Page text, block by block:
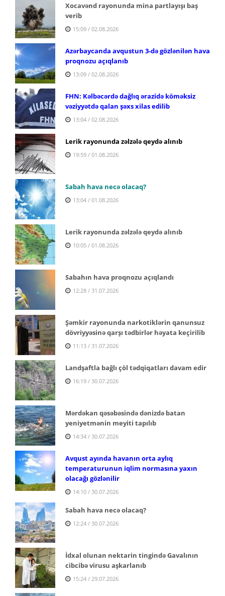
Xocavənd rayonunda mina partlayışı baş
verib
15:09 / 02.08.2026
Azərbaycanda avqustun 3-də gözlənilən hava
proqnozu açıqlanıb
13:09 / 02.08.2026
FHN: Kəlbəcərdə dağlıq ərazidə köməksiz
vəziyyətdə qalan şəxs xilas edilib
13:04 / 02.08.2026
Lerik rayonunda zəlzələ qeydə alınıb
19:59 / 01.08.2026
Sabah hava necə olacaq?
13:04 / 01.08.2026
Lerik rayonunda zəlzələ qeydə alınıb
10:05 / 01.08.2026
Sabahın hava proqnozu açıqlandı
12:28 / 31.07.2026
Şəmkir rayonunda narkotiklərin qanunsuz
dövriyyəsinə qarşı tədbirlər həyata keçirilib
11:13 / 31.07.2026
Landşaftla bağlı çöl tədqiqatları davam edir
16:19 / 30.07.2026
Mərdəkan qəsəbəsində dənizdə batan
yeniyetmənin meyiti tapılıb
14:34 / 30.07.2026
Avqust ayında havanın orta aylıq
temperaturunun iqlim normasına yaxın
olacağı gözlənilir
14:10 / 30.07.2026
Sabah hava necə olacaq?
12:24 / 30.07.2026
İdxal olunan nektarin tingində Gavalının
cibcibə virusu aşkarlanıb
15:24 / 29.07.2026